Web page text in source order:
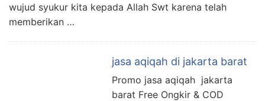
wujud syukur kita kepada Allah Swt karena telah
memberikan …
jasa aqiqah di jakarta barat
Promo jasa aqiqah jakarta
barat Free Ongkir & COD